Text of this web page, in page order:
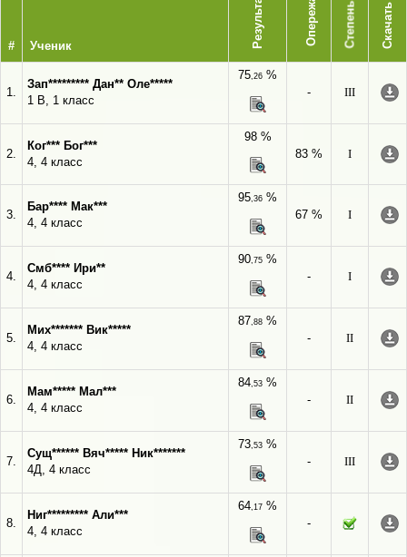
# Ученик Результат Опережает Степень Скачать
1.
Зап********* Дан** Оле*****
1 В, 1 класс
75,26 %
-
III
2.
Ког*** Бог***
4, 4 класс
98 %
83 %
I
3.
Бар**** Мак***
4, 4 класс
95,36 %
67 %
I
4.
Смб**** Ири**
4, 4 класс
90,75 %
-
I
5.
Мих******* Вик*****
4, 4 класс
87,88 %
-
II
6.
Мам***** Мал***
4, 4 класс
84,53 %
-
II
7.
Сущ****** Вяч***** Ник*******
4Д, 4 класс
73,53 %
-
III
8.
Ниг********* Али***
4, 4 класс
64,17 %
-